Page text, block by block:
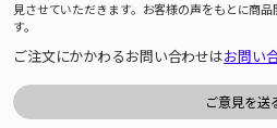
見させていただきます。お客様の声をもとに商
す。
ご注文にかかわるお問い合わせはお問い